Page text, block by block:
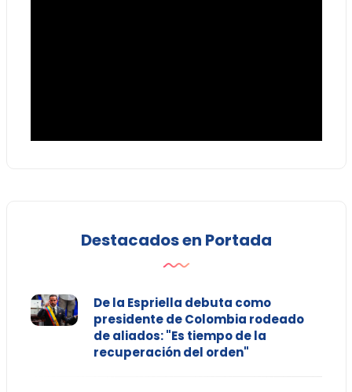
Destacados en Portada
De la Espriella debuta como
presidente de Colombia rodeado
de aliados: "Es tiempo de la
recuperación del orden"